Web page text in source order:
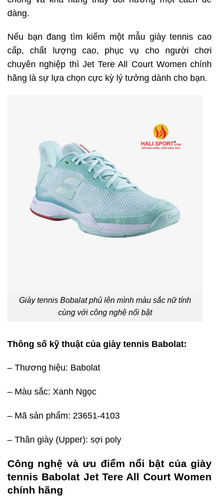
dàng.
Nếu bạn đang tìm kiếm một mẫu giày tennis cao
cấp, chất lượng cao, phục vụ cho người chơi
chuyên nghiệp thì Jet Tere All Court Women chính
hãng là sự lựa chọn cực kỳ lý tưởng dành cho bạn.
Giày tennis Bobalat phủ lên mình màu sắc nữ tính
cùng với công nghệ nổi bật
Thông số kỹ thuật của giày tennis Babolat:
– Thương hiệu: Babolat
– Màu sắc: Xanh Ngọc
– Mã sản phẩm: 23651-4103
– Thân giày (Upper): sợi poly
Công nghệ và ưu điểm nổi bật của giày
tennis Babolat Jet Tere All Court Women
chính hãng